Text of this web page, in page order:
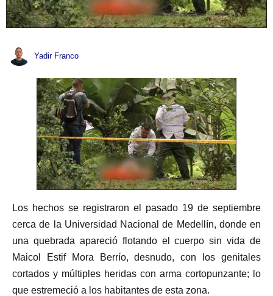
Yadir Franco
Los hechos se registraron el pasado 19 de septiembre
cerca de la Universidad Nacional de Medellín, donde en
una quebrada apareció flotando el cuerpo sin vida de
Maicol Estif Mora Berrío, desnudo, con los genitales
cortados y múltiples heridas con arma cortopunzante; lo
que estremeció a los habitantes de esta zona.